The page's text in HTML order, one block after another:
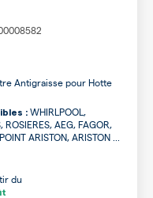
Antigraisse pour Hotte
: WHIRLPOOL,
ROSIERES, AEG, FAGOR,
ARISTON, ARISTON ...
du